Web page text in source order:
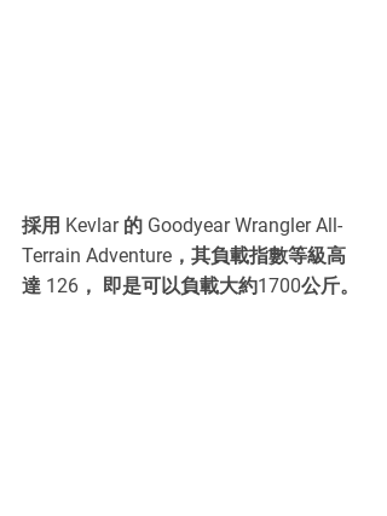
採用 Kevlar 的 Goodyear Wrangler All-
Terrain Adventure，其負載指數等級高
達 126， 即是可以負載大約1700公斤。